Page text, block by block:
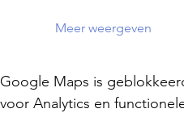
Meer weergeven
Google Maps is
voor Analytics en